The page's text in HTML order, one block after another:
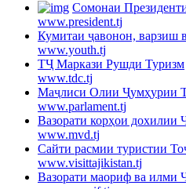
Cомонаи
www.president.tj
Кумитаи ҷавонон, варзиш
www.youth.tj
ТҶ Маркази Рушди Туризм
www.tdc.tj
Маҷлиси Олии Ҷумҳурии
www.parlament.tj
Вазорати корҳои дохилии
www.mvd.tj
Сайти расмии туристии
www.visittajikistan.tj
Вазорати маориф ва илми